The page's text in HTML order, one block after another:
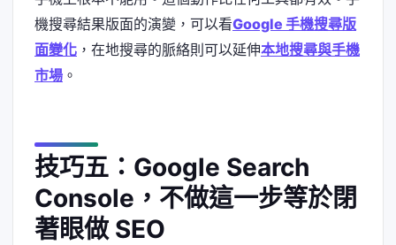
機搜尋結果版面的演變，可以看Google 手機搜尋版
面變化 ，在地搜尋的脈絡則可以延伸本地搜尋與手機
市場 。
技巧五：Google Search
Console，不做這一步等於閉
著眼做 SEO